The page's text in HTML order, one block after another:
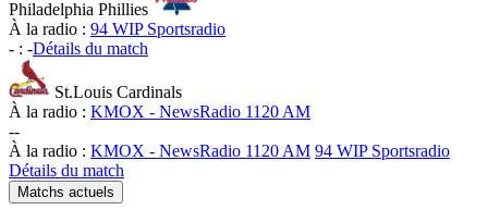
Philadelphia Phillies
À la radio : 94 WIP Sportsradio
- : -Détails du match
St.Louis Cardinals
À la radio : KMOX - NewsRadio 1120 AM
--
À la radio : KMOX - NewsRadio 1120 AM 94 WIP Sportsradio
Détails du match
Matchs actuels